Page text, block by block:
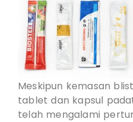
Meskipun kemasan
tablet dan kapsul
telah mengalami